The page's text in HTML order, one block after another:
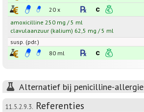
20 x
amoxicilline 250 mg / 5 ml
clavulaanzuur (kalium) 62,5 mg / 5 ml
susp. (pdr.)
80 ml
Alternatief bij penicilline-allergie
11.5.2.9.3. Referenties